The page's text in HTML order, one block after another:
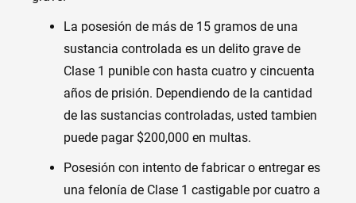
La posesión de más de 15 gramos de una
sustancia controlada es un delito grave de
Clase 1 punible con hasta cuatro y cincuenta
años de prisión. Dependiendo de la cantidad
de las sustancias controladas, usted tambien
puede pagar $200,000 en multas.
Posesión con intento de fabricar o entregar es
una felonía de Clase 1 castigable por cuatro a